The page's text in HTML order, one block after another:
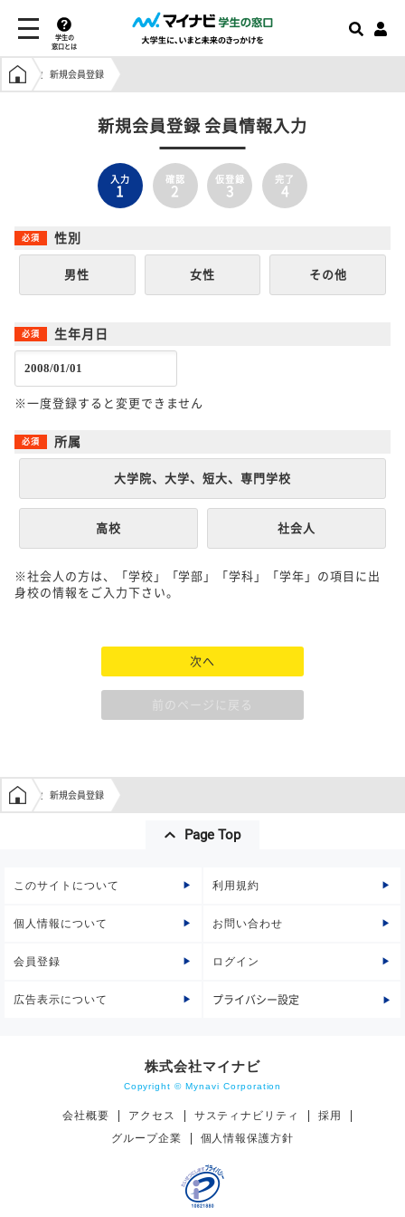
学生の
窓口とは
学生の窓口トップ
新規会員登録
新規会員登録 会員情報入力
入力
1
確認
2
仮登録
3
完了
4
性別
男性 女性 その他
生年月日
※一度登録すると変更できません
所属
大学院、大学、短大、専門学校
高校 社会人
※社会人の方は、「学校」「学部」「学科」「学年」の項目に出
身校の情報をご入力下さい。
次へ
前のページに戻る
学生の窓口トップ
新規会員登録
Page Top
このサイトについて 利用規約
個人情報について お問い合わせ
会員登録 ログイン
広告表示について プライバシー設定
株式会社マイナビ
Copyright © Mynavi Corporation
会社概要 アクセス サスティナビリティ
採用
グループ企業
個人情報保護方針